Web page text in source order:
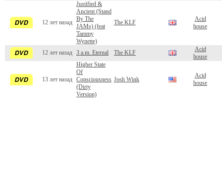
12 лет назад
Justified &
Ancient (Stand
By The
JAMs) (feat
Tammy
Wynette)
The KLF
Acid
house
12 лет назад 3 a.m. Eternal The KLF
Acid
house
13 лет назад
Higher State
Of
Consciousness
(Dirty
Version)
Josh Wink
Acid
house